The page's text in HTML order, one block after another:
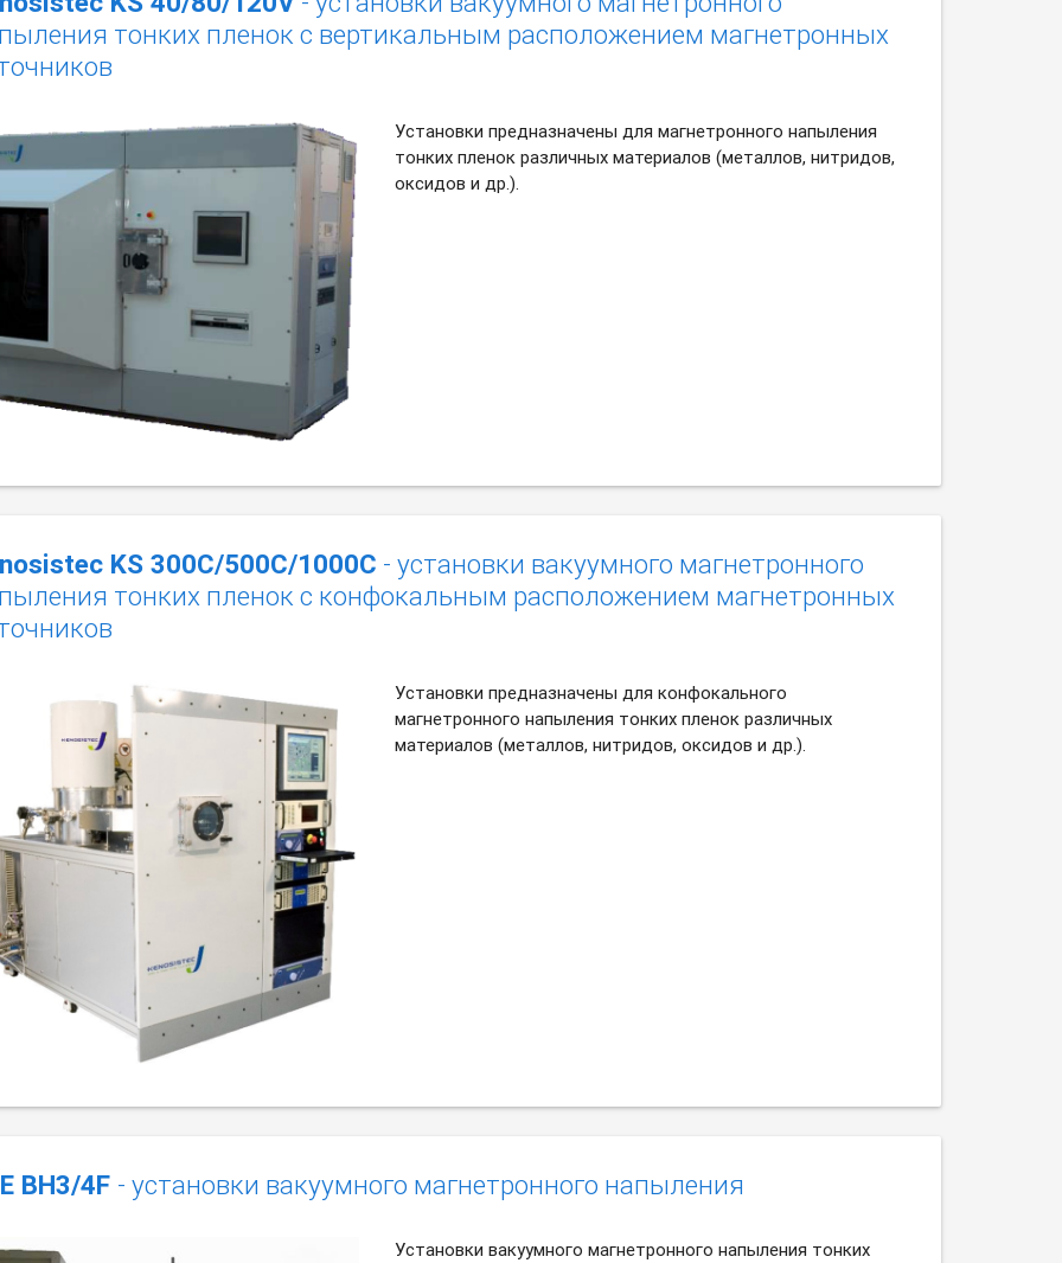
тонких пленок c вертикальным расположением магнетронных
Установки предназначены для магнетронного напыления
тонких пленок различных материалов (металлов, нитридов,
оксидов и др.).
KS 300С/500C/1000С - установки вакуумного магнетронного
тонких пленок c конфокальным расположением магнетронных
Установки предназначены для конфокального
магнетронного напыления тонких пленок различных
материалов (металлов, нитридов, оксидов и др.).
BH3/4F - установки вакуумного магнетронного напыления
Установки вакуумного магнетронного напыления тонких